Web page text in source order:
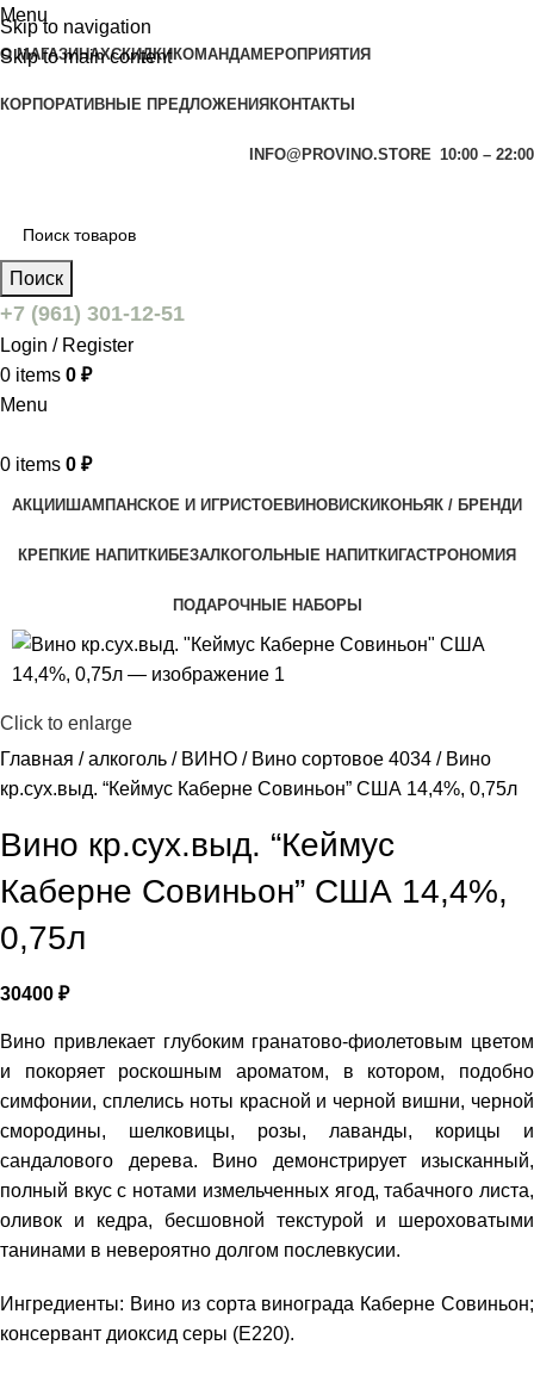
Skip to navigation
Skip to main content
Menu
О МАГАЗИНАХСКИДКИКОМАНДАМЕРОПРИЯТИЯ
КОРПОРАТИВНЫЕ ПРЕДЛОЖЕНИЯ КОНТАКТЫ
INFO@PROVINO.STORE 10:00 – 22:00
Поиск
+7 (961) 301-12-51
Login / Register
0 items 0 ₽
Menu
0 items 0 ₽
АКЦИИШАМПАНСКОЕ И ИГРИСТОЕВИНОВИСКИКОНЬЯК / БРЕНДИ
КРЕПКИЕ НАПИТКИБЕЗАЛКОГОЛЬНЫЕ НАПИТКИГАСТРОНОМИЯ
ПОДАРОЧНЫЕ НАБОРЫ
Click to enlarge
Главная
алкоголь ВИНО Вино сортовое 4034
Вино
кр.сух.выд. “Кеймус Каберне Совиньон” США 14,4%, 0,75л
Вино кр.сух.выд. “Кеймус
Каберне Совиньон” США 14,4%,
0,75л
30400 ₽
Вино привлекает глубоким гранатово-фиолетовым цветом
и покоряет роскошным ароматом, в котором, подобно
симфонии, сплелись ноты красной и черной вишни, черной
смородины, шелковицы, розы, лаванды, корицы и
сандалового дерева. Вино демонстрирует изысканный,
полный вкус с нотами измельченных ягод, табачного листа,
оливок и кедра, бесшовной текстурой и шероховатыми
танинами в невероятно долгом послевкусии.
Ингредиенты: Вино из сорта винограда Каберне Совиньон;
консервант диоксид серы (Е220).